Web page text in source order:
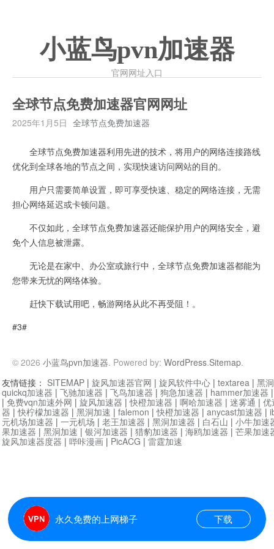
小蓝鸟pvn加速器
官网网址入口
全球节点免费加速器官网网址
2025年1月5日 全球节点免费加速器
全球节点免费加速器利用先进的技术，将用户的网络连接路线
优化到全球各地的节点之间，实现快速访问网站的目的。
用户只需要简单设置，即可享受快速、稳定的网络连接，无需
担心网络延迟或卡顿问题。
不仅如此，全球节点免费加速器还能保护用户的网络安全，避
免个人信息被泄露。
无论是在家中、办公室或旅行中，全球节点免费加速器都能为
您带来无忧的网络体验。
赶快下载试用吧，畅游网络从此不再受阻！。
#3#
© 2026 小蓝鸟pvn加速器. Powered by: WordPress.Sitemap.
永久免费的上网梯子 下载
友情链接： SITEMAP | 旋风加速器官网 | 旋风软件中心 | textarea | 黑
quickq加速器 | 飞驰加速器 | 飞鸟加速器 | 狗急加速器 | hammer加速器
| 免费vqn加速外网 | 旋风加速器 |快橙加速器 | 啊哈加速器 | 迷雾通 | 优
器 |快柠檬加速器 | 黑洞加速 | falemon |快橙加速器 | anycast加速器 |
元机场加速器 | 一元机场 | 老王加速器 | 黑洞加速器 | 白石山 | 小牛加速
果加速器 | 黑洞加速 | 银河加速器 | 猎豹加速器 | 海鸥加速器 | 芒果加速
旋风加速器度器 | 哔咔漫画 | PicACG | 雷霆加速